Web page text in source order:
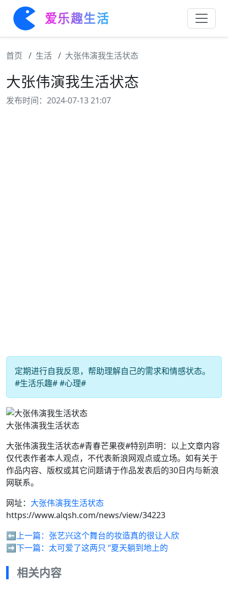
爱乐趣生活
首页 生活 大张伟演我生活状态
大张伟演我生活状态
发布时间：2024-07-13 21:07
定期进行自我反思，帮助理解自己的需求和情感状态。
#生活乐趣# #心理#
大张伟演我生活状态
大张伟演我生活状态#青春芒果夜#特别声明：以上文章内容
仅代表作者本人观点，不代表新浪网观点或立场。如有关于
作品内容、版权或其它问题请于作品发表后的30日内与新浪
网联系。
网址： 大张伟演我生活状态
https://www.alqsh.com/news/view/34223
⬅️上一篇： 张艺兴这个舞台的妆造真的很让人欣
➡️下一篇： 太可爱了这两只 “夏天躺到地上的
相关内容